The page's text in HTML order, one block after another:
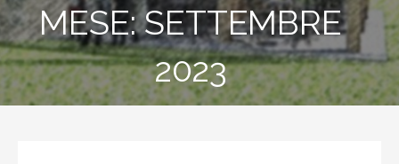
MESE: SETTEMBRE
2023